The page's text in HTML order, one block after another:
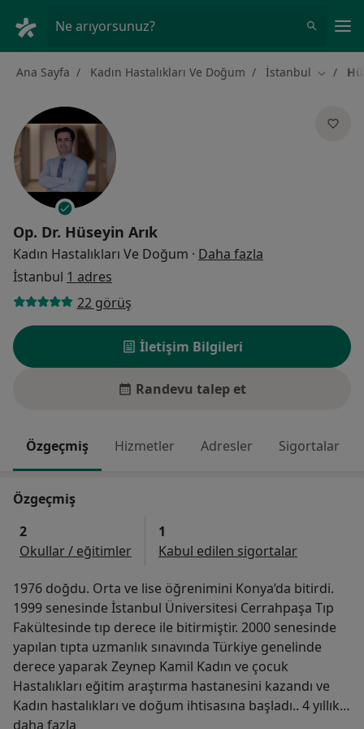
Ne arıyorsunuz?
Ana Sayfa Kadın Hastalıkları Ve Doğum İstanbul Şehir
Op. Dr. Hüseyin Arık
Kadın Hastalıkları Ve Doğum · Daha fazla
İstanbul 1 adres
22 görüş
İletişim Bilgileri
Randevu talep et
Özgeçmiş Hizmetler Adresler Sigortalar
Özgeçmiş
2
Okullar / eğitimler
1
Kabul edilen sigortalar
1976 doğdu. Orta ve lise öğrenimini Konya’da bitirdi.
1999 senesinde İstanbul Üniversitesi Cerrahpaşa Tıp
Fakültesinde tıp derece ile bitirmiştir. 2000 senesinde
yapılan tıpta uzmanlık sınavında Türkiye genelinde
derece yaparak Zeynep Kamil Kadın ve çocuk
Hastalıkları eğitim araştırma hastanesini kazandı ve
Kadın hastalıkları ve doğum ihtisasına başladı.. 4 yıllık
ihtisası boyunca jinekoloji, obstetri (gebelik takibi, riskli
daha fazla